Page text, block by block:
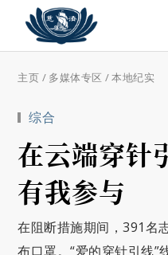
主页 / 多媒体专区 /本地纪实
综合
在云端穿针
有我参与
在阻断措施期间，391名
布口罩。“爱的穿针引线”